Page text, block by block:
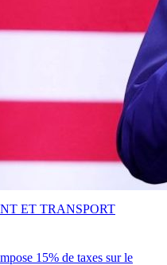
15% de taxes sur le
ET TRANSPORT